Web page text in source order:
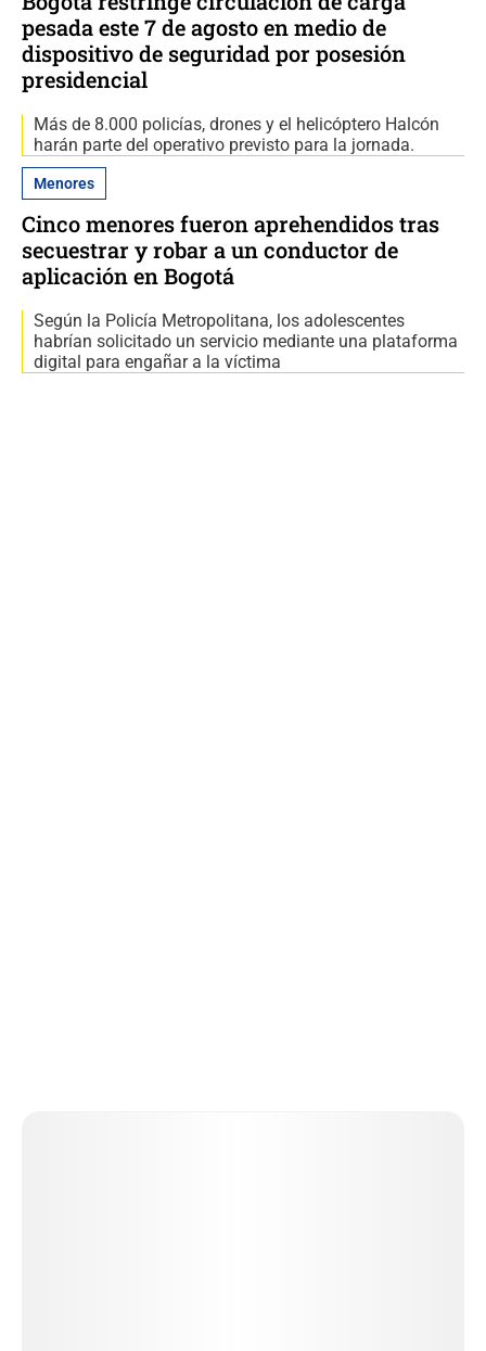
pesada este 7 de agosto en medio de
dispositivo de seguridad por posesión
presidencial
Más de 8.000 policías, drones y el helicóptero Halcón
harán parte del operativo previsto para la jornada.
Menores
Cinco menores fueron aprehendidos tras
secuestrar y robar a un conductor de
aplicación en Bogotá
Según la Policía Metropolitana, los adolescentes
habrían solicitado un servicio mediante una plataforma
digital para engañar a la víctima